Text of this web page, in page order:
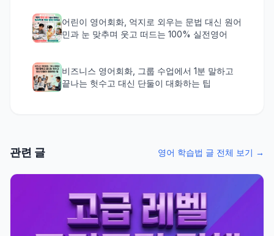
어린이 영어회화, 억지로 외우는 문법 대신 원어
민과 눈 맞추며 웃고 떠드는 100% 실전영어
비즈니스 영어회화, 그룹 수업에서 1분 말하고
끝나는 헛수고 대신 단둘이 대화하는 팁
관련 글 영어 학습법 글 전체 보기 →